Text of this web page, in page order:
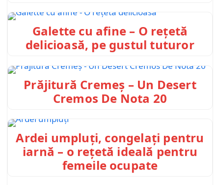
Galette cu afine – O rețetă
delicioasă, pe gustul tuturor
Prăjitură Cremeș – Un Desert
Cremos De Nota 20
Ardei umpluți, congelați pentru
iarnă – o rețetă ideală pentru
femeile ocupate